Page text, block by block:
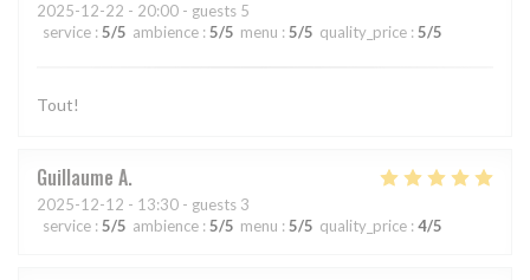
2025-12-22 - 20:00 - guests 5
service : 5/5 ambience : 5/5 menu : 5/5 quality_price : 5/5
Tout!
Guillaume A
2025-12-12 - 13:30 - guests 3
service : 5/5 ambience : 5/5 menu : 5/5 quality_price : 4/5